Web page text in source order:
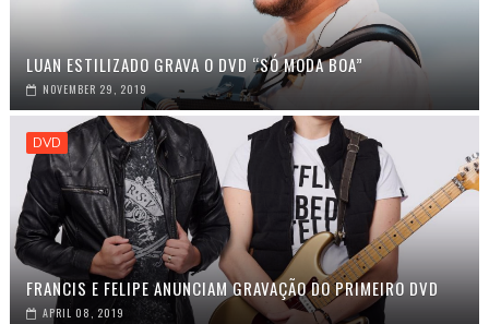
LUAN ESTILIZADO GRAVA O DVD “SÓ MODA BOA”
NOVEMBER 29, 2019
DVD
FRANCIS E FELIPE ANUNCIAM GRAVAÇÃO DO PRIMEIRO DVD
APRIL 08, 2019